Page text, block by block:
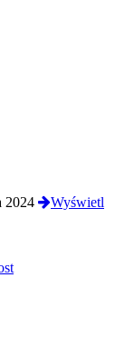
2024
Wyświetl